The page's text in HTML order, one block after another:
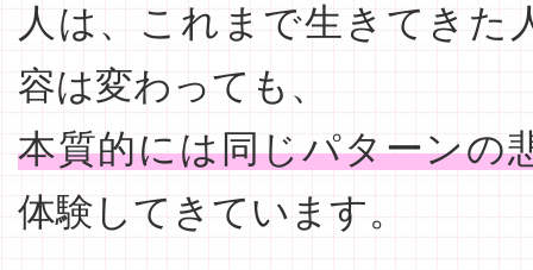
人は、これまで生きてきた
容は変わっても、
本質的には同じパターンの
体験してきています。